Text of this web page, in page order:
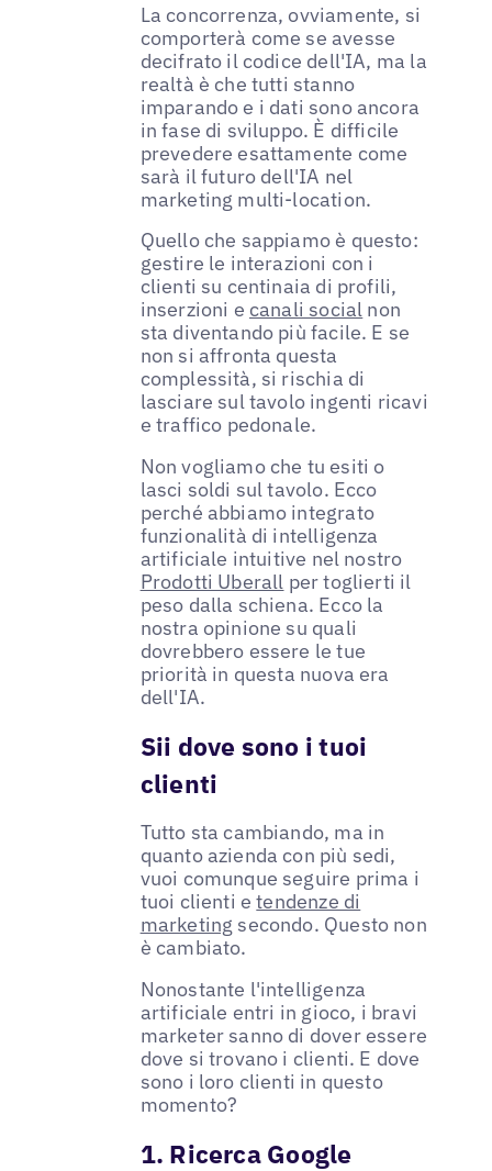
La concorrenza, ovviamente, si
comporterà come se avesse
decifrato il codice dell'IA, ma la
realtà è che tutti stanno
imparando e i dati sono ancora
in fase di sviluppo. È difficile
prevedere esattamente come
sarà il futuro dell'IA nel
marketing multi-location.
Quello che sappiamo è questo:
gestire le interazioni con i
clienti su centinaia di profili,
inserzioni e canali social non
sta diventando più facile. E se
non si affronta questa
complessità, si rischia di
lasciare sul tavolo ingenti ricavi
e traffico pedonale.
Non vogliamo che tu esiti o
lasci soldi sul tavolo. Ecco
perché abbiamo integrato
funzionalità di intelligenza
artificiale intuitive nel nostro
Prodotti Uberall per toglierti il
peso dalla schiena. Ecco la
nostra opinione su quali
dovrebbero essere le tue
priorità in questa nuova era
dell'IA.
Sii dove sono i tuoi
clienti
Tutto sta cambiando, ma in
quanto azienda con più sedi,
vuoi comunque seguire prima i
tuoi clienti etendenze di
marketing secondo. Questo non
è cambiato.
Nonostante l'intelligenza
artificiale entri in gioco, i bravi
marketer sanno di dover essere
dove si trovano i clienti. E dove
sono i loro clienti in questo
momento?
1. Ricerca Google